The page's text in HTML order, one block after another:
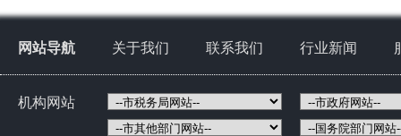
网站导航 关于我们 联系我们 行业新闻
机构网站